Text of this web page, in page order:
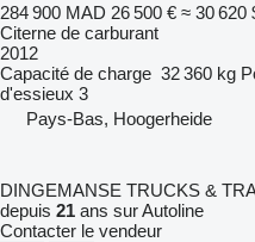
284 900 MAD 26 500 € ≈ 30 620
Citerne de carburant
2012
Capacité de charge 32 360 kg
d'essieux 3
Pays-Bas, Hoogerheide
DINGEMANSE TRUCKS &
depuis 21 ans sur Autoline
Contacter le vendeur